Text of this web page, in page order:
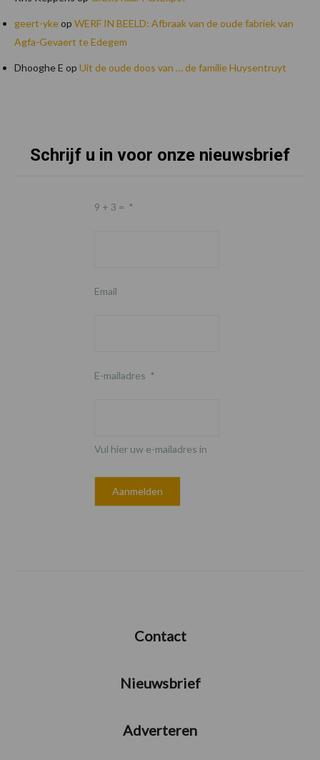
geert-ykeop WERF IN BEELD: Afbraak van de oude fabriek van
Agfa-Gevaert te Edegem
Dhooghe E op Uit de oude doos van … de familie Huysentruyt
FooterSchrijf u in voor onze nieuwsbrief
9 + 3 = *
Email
E-mailadres *
Vul hier uw e-mailadres in
Contact
Nieuwsbrief
Adverteren